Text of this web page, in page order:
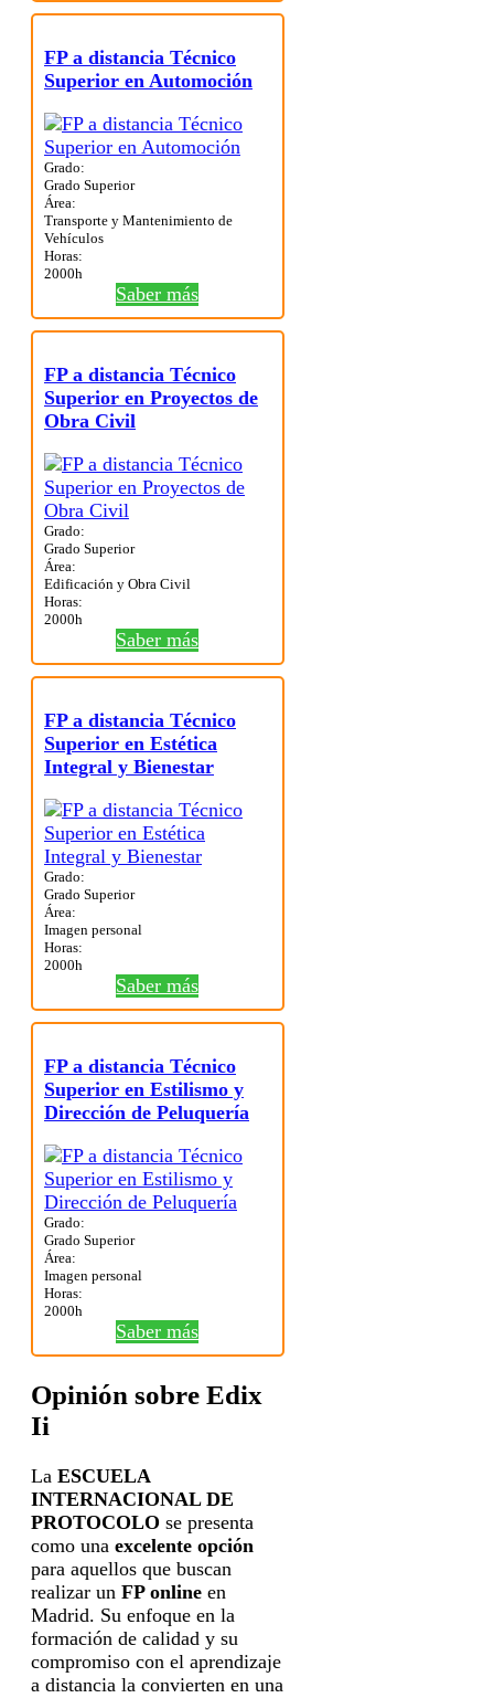
FP a distancia Técnico
Superior en Automoción
Grado:
Grado Superior
Área:
Transporte y Mantenimiento de
Vehículos
Horas:
2000h
Saber más
FP a distancia Técnico
Superior en Proyectos de
Obra Civil
Grado:
Grado Superior
Área:
Edificación y Obra Civil
Horas:
2000h
Saber más
FP a distancia Técnico
Superior en Estética
Integral y Bienestar
Grado:
Grado Superior
Área:
Imagen personal
Horas:
2000h
Saber más
FP a distancia Técnico
Superior en Estilismo y
Dirección de Peluquería
Grado:
Grado Superior
Área:
Imagen personal
Horas:
2000h
Saber más
Opinión sobre Edix
Ii
La ESCUELA
INTERNACIONAL DE
PROTOCOLO se presenta
como una excelente opción
para aquellos que buscan
realizar un FP online en
Madrid. Su enfoque en la
formación de calidad y su
compromiso con el aprendizaje
a distancia la convierten en una